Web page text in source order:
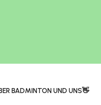
BADMINTON UND UNS👋